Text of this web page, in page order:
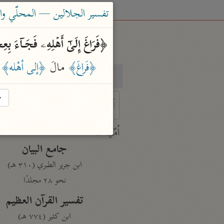
بحث تفسير
characters for results.
أمّهات
جامع البيان
ابن جرير الطبري (٣١٠ هـ)
نحو ٢٨ مجلدًا
تفسير القرآن العظيم
ابن كثير (٧٧٤ هـ)
تفسير الجلالين — المحلّي والسيوطي
﴿فَرَاغَ إِلَىٰۤ أَهۡلِهِۦ فَجَاۤءَ
﴿فَراغَ﴾ مالَ ﴿إلى أهْله﴾